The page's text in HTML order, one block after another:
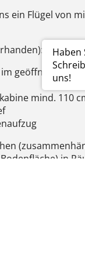
Haben
uns!
ein Flügel von
geöffneten
mind. 110
in